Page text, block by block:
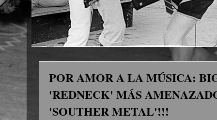
POR AMOR A LA MÚSICA:
'REDNECK' MÁS
'SOUTHER METAL'!!!